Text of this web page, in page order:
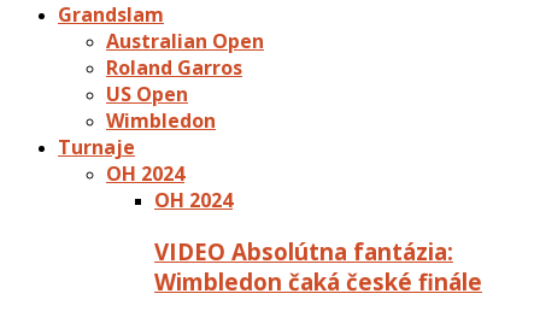
Grandslam
Australian Open
Roland Garros
US Open
Wimbledon
Turnaje
OH 2024
OH 2024
VIDEO Absolútna fantázia:
Wimbledon čaká české finále